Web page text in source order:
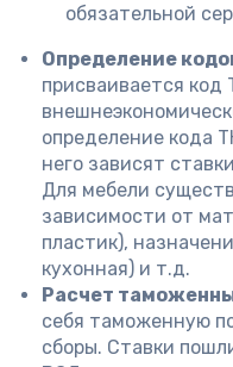
обязательной
Определение
присваивается код
определение кода
него зависят
Для мебели
зависимости от
пластик),
кухонная) и т.д.
Расчет
себя таможенную
сборы. Ставки